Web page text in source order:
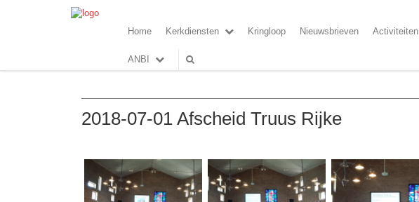
Home Kerkdiensten Kringloop Nieuwsbrieven Activiteiten
ANBI
2018-07-01 Afscheid Truus Rijke